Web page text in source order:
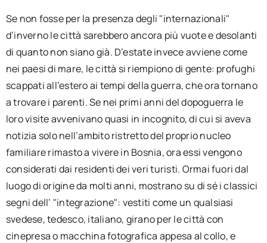
Se non fosse per la presenza degli "internazionali"
d’inverno le città sarebbero ancora più vuote e desolanti
di quanto non siano già. D’estate invece avviene come
nei paesi di mare, le città si riempiono di gente: profughi
scappati all’estero ai tempi della guerra, che ora tornano
a trovare i parenti. Se nei primi anni del dopoguerra le
loro visite avvenivano quasi in incognito, di cui si aveva
notizia solo nell’ambito ristretto del proprio nucleo
familiare rimasto a vivere in Bosnia, ora essi vengono
considerati dai residenti dei veri turisti. Ormai fuori dal
luogo di origine da molti anni, mostrano su di sé i classici
segni dell’ "integrazione": vestiti come un qualsiasi
svedese, tedesco, italiano, girano per le città con
cinepresa o macchina fotografica appesa al collo, e